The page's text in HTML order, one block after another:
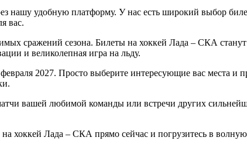
нашу удобную платформу. У нас есть широкий выбор
вас.
сражений сезона. Билеты на хоккей Лада – СКА
и великолепная игра на льду.
2027. Просто выберите интересующие вас места и
вашей любимой команды или встречи других
хоккей Лада – СКА прямо сейчас и погрузитесь в